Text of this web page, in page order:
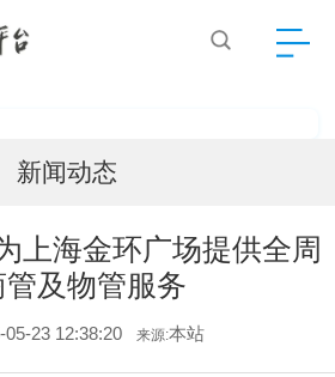
新闻动态
上海金环广场提供全周
及物管服务
05-23 12:38:20 来源:本站